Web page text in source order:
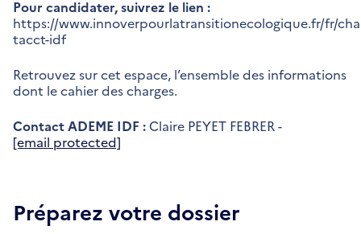
Pour candidater, suivrez le lien :
https://www.innoverpourlatransitionecologique.fr/fr/
tacct-idf
Retrouvez sur cet espace, l’ensemble des informations
dont le cahier des charges.
Contact ADEME IDF : Claire PEYET FEBRER -
[email protected]
Préparez votre dossier